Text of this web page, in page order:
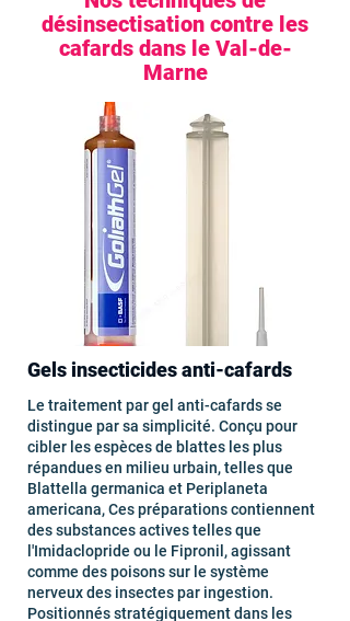
désinsectisation contre les
cafards dans le Val-de-
Marne
Gels insecticides anti-cafards
Le traitement par gel anti-cafards se
distingue par sa simplicité. Conçu pour
cibler les espèces de blattes les plus
répandues en milieu urbain, telles que
Blattella germanica et Periplaneta
americana, Ces préparations contiennent
des substances actives telles que
l'Imidaclopride ou le Fipronil, agissant
comme des poisons sur le système
nerveux des insectes par ingestion.
Positionnés stratégiquement dans les